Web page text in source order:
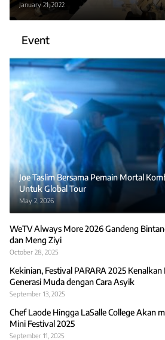
January 21, 2022
Event
Joe Taslim Bersama Pemain Mortal
Untuk Global Tour
May 2, 2026
WeTV Always More 2026 Gandeng
dan Meng Ziyi
October 28, 2025
Kekinian, Festival PARARA 2025
Generasi Muda dengan Cara Asyik
September 13, 2025
Chef Laode Hingga LaSalle College Akan
Mini Festival 2025
September 11, 2025